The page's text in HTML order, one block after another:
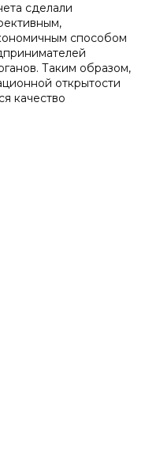
сделали
способом
Таким образом,
открытости
качество